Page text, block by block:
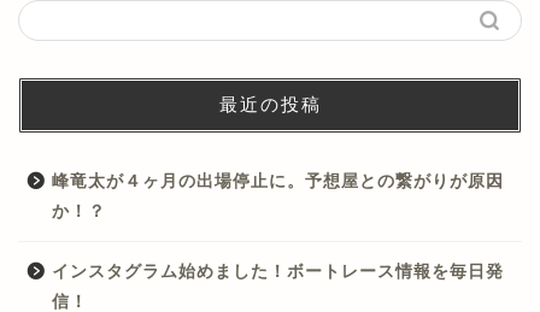
最近の投稿
峰竜太が４ヶ月の出場停止に。予想屋との繋がりが原因
か！？
インスタグラム始めました！ボートレース情報を毎日発
信！